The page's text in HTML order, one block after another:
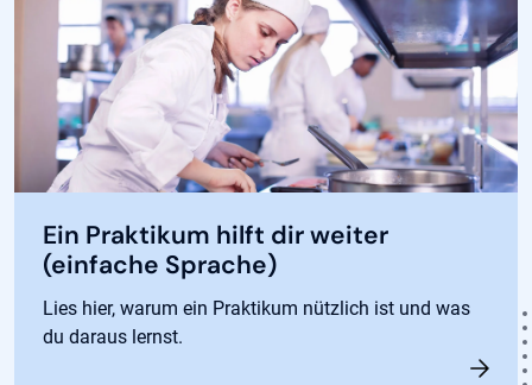
Ein Praktikum hilft dir weiter
(einfache Sprache)
Lies hier, warum ein Praktikum nützlich ist und was
du daraus lernst.